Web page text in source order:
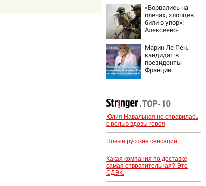
семитысячника
«Ворвались на
плечах, хлопцев
били в упор»:
Алексеево-
могильником для
«птах Мадьяра»
Марин Ле Пен,
кандидат в
президенты
Франции:
России и Украине,
прогноз на
выборы
президента
новости
Юлия Навальная не справилась
с ролью вдовы героя
Новые русские сенсации
Какая компания по доставке
самая отвратительная? Это
СДЭК.